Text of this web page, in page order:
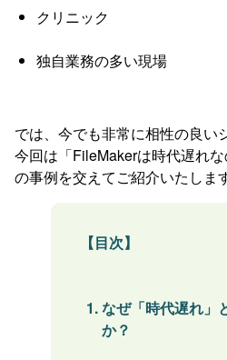
クリニック
独自業務の多い現場
では、今でも非常に相性の良い
今回は「FileMakerは時代遅れ
の事例を交えてご紹介いたします
【目次】
なぜ「時代遅れ」
か？